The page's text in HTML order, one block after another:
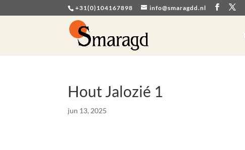
+31(0)104167898 info@smaragdd.nl
Hout Jalozié 1
jun 13, 2025